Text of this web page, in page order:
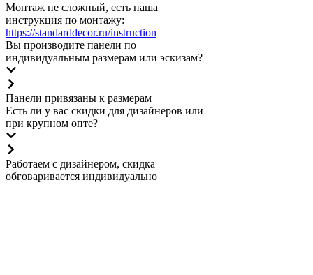
Монтаж не сложный, есть наша
инструкция по монтажу:
https://standarddecor.ru/instruction
Вы производите панели по
индивидуальным размерам или эскизам?
Панели привязаны к размерам
Есть ли у вас скидки для дизайнеров или
при крупном опте?
Работаем с дизайнером, скидка
обговаривается индивидуально